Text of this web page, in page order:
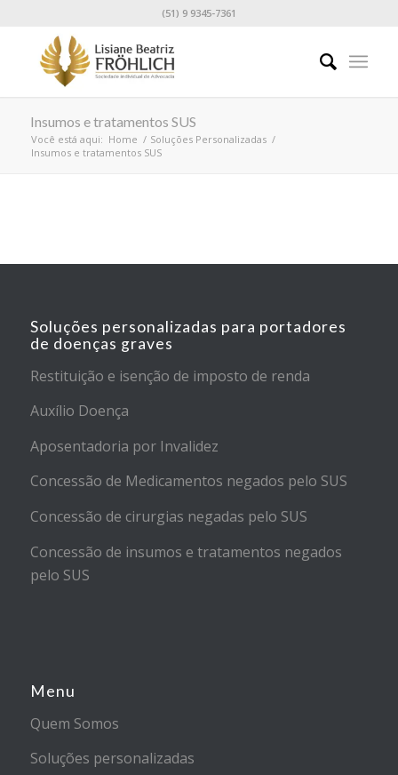
(51) 9 9345-7361
Insumos e tratamentos SUS
Você está aqui: Home / Soluções Personalizadas /
Insumos e tratamentos SUS
Soluções personalizadas para portadores
de doenças graves
Restituição e isenção de imposto de renda
Auxílio Doença
Aposentadoria por Invalidez
Concessão de Medicamentos negados pelo SUS
Concessão de cirurgias negadas pelo SUS
Concessão de insumos e tratamentos negados
pelo SUS
Menu
Quem Somos
Soluções personalizadas